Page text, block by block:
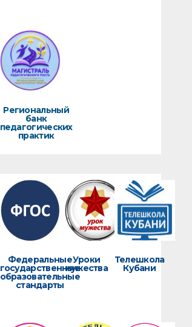
Региональный
банк
педагогических
практик
Федеральные
государственные
образовательные
стандарты
Уроки
мужества
Телешкола
Кубани